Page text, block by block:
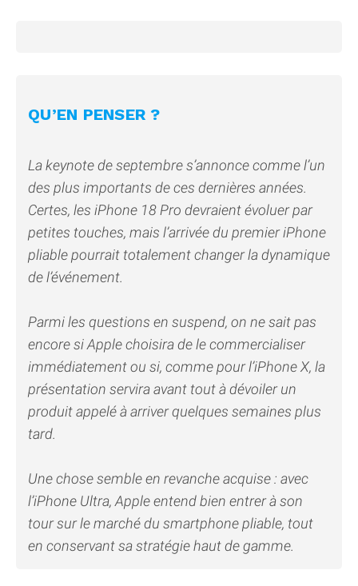
QU’EN PENSER ?
La keynote de septembre s’annonce comme l’un
des plus importants de ces dernières années.
Certes, les iPhone 18 Pro devraient évoluer par
petites touches, mais l’arrivée du premier iPhone
pliable pourrait totalement changer la dynamique
de l’événement.
Parmi les questions en suspend, on ne sait pas
encore si Apple choisira de le commercialiser
immédiatement ou si, comme pour l’iPhone X, la
présentation servira avant tout à dévoiler un
produit appelé à arriver quelques semaines plus
tard.
Une chose semble en revanche acquise : avec
l’iPhone Ultra, Apple entend bien entrer à son
tour sur le marché du smartphone pliable, tout
en conservant sa stratégie haut de gamme.